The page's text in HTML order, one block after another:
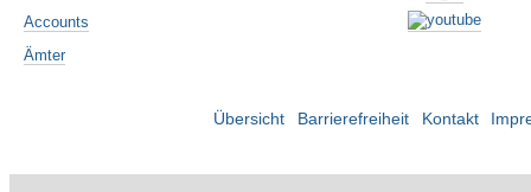
Accounts
Ämter
Übersicht Barrierefreiheit Kontakt